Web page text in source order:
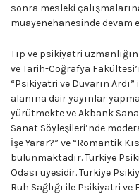
sonra mesleki
muayenehanesinde devam
Tıp ve psikiyatri
ve Tarih-Coğrafya
“Psikiyatri ve Duvarın
alanına dair yayınlar
yürütmekte ve Akbank
Sanat Söyleşileri’nde
İşe Yarar?” ve “Romantik
bulunmaktadır. Türkiye
Odası üyesidir. Türkiye
Ruh Sağlığı ile Psikiyatri